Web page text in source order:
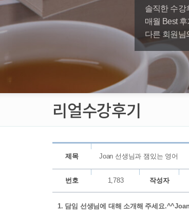
솔직한 수강
매월 Best
다른 회원님
리얼수강후기
제목 Joan 선생님과 잼있는 영어
번호 1,783 작성자
1. 담임 선생님에 대해 소개해 주세요